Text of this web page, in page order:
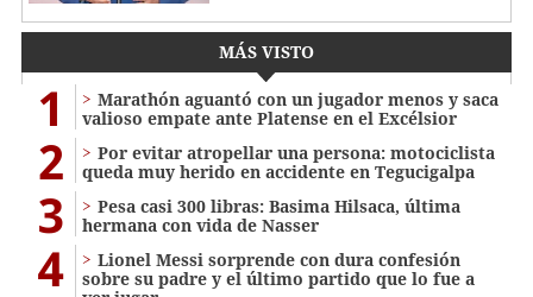
MÁS VISTO
1
Marathón aguantó con un jugador menos y saca
valioso empate ante Platense en el Excélsior
2
Por evitar atropellar una persona: motociclista
queda muy herido en accidente en Tegucigalpa
3
Pesa casi 300 libras: Basima Hilsaca, última
hermana con vida de Nasser
4
Lionel Messi sorprende con dura confesión
sobre su padre y el último partido que lo fue a